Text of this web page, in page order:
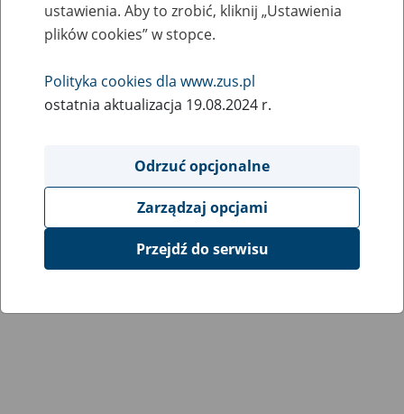
ustawienia. Aby to zrobić, kliknij „Ustawienia
plików cookies” w stopce.
Polityka cookies dla www.zus.pl
ostatnia aktualizacja 19.08.2024 r.
Odrzuć opcjonalne
Zarządzaj opcjami
Przejdź do serwisu